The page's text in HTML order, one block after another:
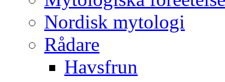
Nordisk mytologi
Rådare
Havsfrun